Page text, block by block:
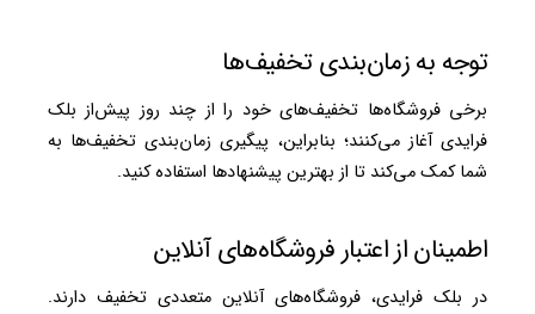
توجه به زمان‌بندی تخفیف‌ها
برخی فروشگاه‌ها تخفیف‌های خود را از چند روز پیش‌از بلک
فرایدی آغاز می‌کنند؛ بنابراین، پیگیری زمان‌بندی تخفیف‌ها به
شما کمک می‌کند تا از بهترین پیشنهادها استفاده کنید.
اطمینان از اعتبار فروشگاه‌های آنلاین
در بلک فرایدی، فروشگاه‌های آنلاین متعددی تخفیف دارند.